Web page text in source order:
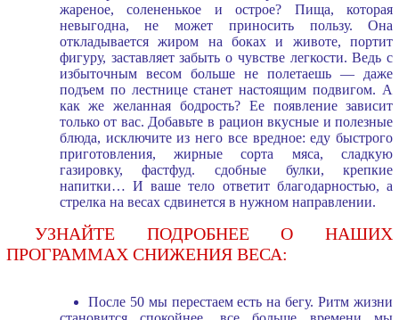
жареное, солененькое и острое? Пища, которая
невыгодна, не может приносить пользу. Она
откладывается жиром на боках и животе, портит
фигуру, заставляет забыть о чувстве легкости. Ведь с
избыточным весом больше не полетаешь — даже
подъем по лестнице станет настоящим подвигом. А
как же желанная бодрость? Ее появление зависит
только от вас. Добавьте в рацион вкусные и полезные
блюда, исключите из него все вредное: еду быстрого
приготовления, жирные сорта мяса, сладкую
газировку, фастфуд. сдобные булки, крепкие
напитки… И ваше тело ответит благодарностью, а
стрелка на весах сдвинется в нужном направлении.
УЗНАЙТЕ ПОДРОБНЕЕ О НАШИХ
ПРОГРАММАХ СНИЖЕНИЯ ВЕСА:
После 50 мы перестаем есть на бегу. Ритм жизни